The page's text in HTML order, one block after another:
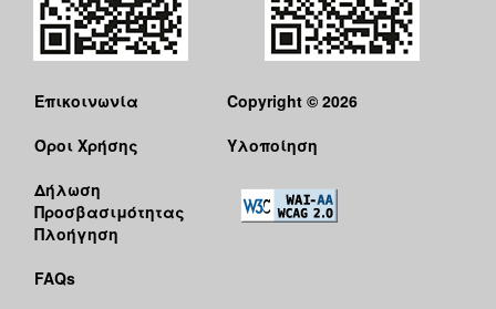
Επικοινωνία
Όροι Χρήσης
Δήλωση
Προσβασιμότητας
Πλοήγηση
FAQs
Copyright © 2026
Υλοποίηση